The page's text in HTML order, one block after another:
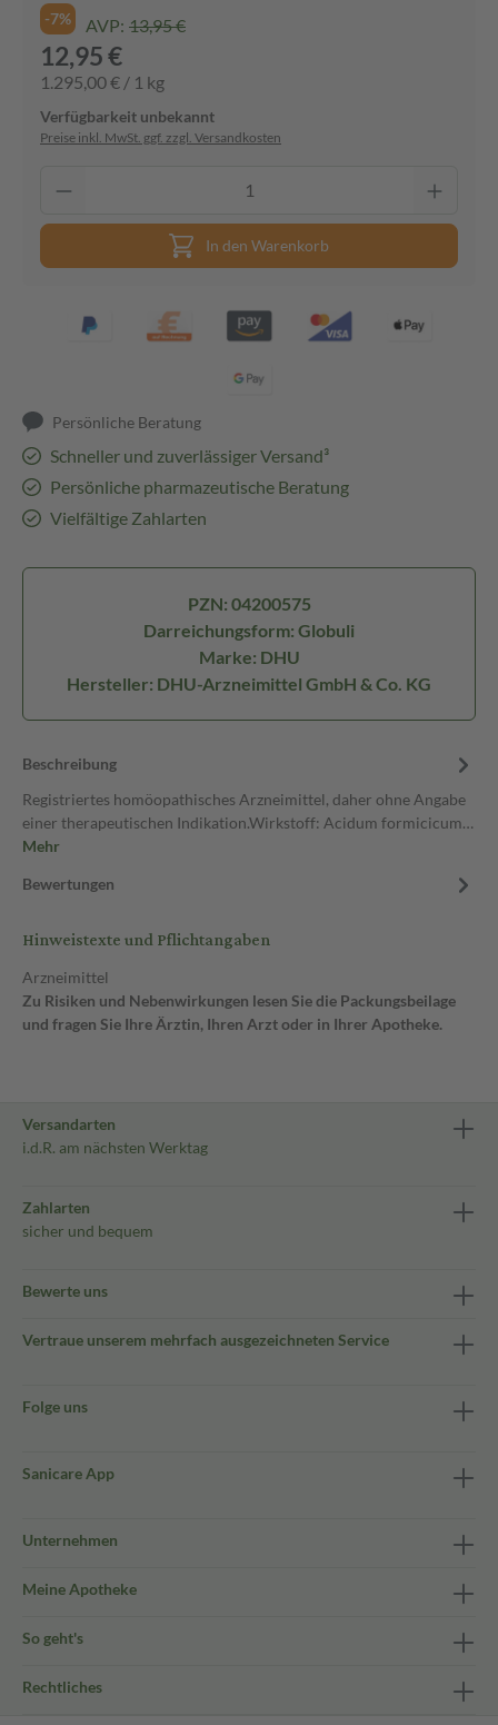
-7% AVP: 13,95 €
12,95 €
1.295,00 € / 1 kg
Verfügbarkeit unbekannt
Preise inkl. MwSt. ggf. zzgl. Versandkosten
In den Warenkorb
Persönliche Beratung
Schneller und zuverlässiger Versand³
Persönliche pharmazeutische Beratung
Vielfältige Zahlarten
PZN: 04200575
Darreichungsform: Globuli
Marke: DHU
Hersteller: DHU-Arzneimittel GmbH & Co. KG
Beschreibung
Registriertes homöopathisches Arzneimittel, daher ohne Angabe
einer therapeutischen Indikation.Wirkstoff: Acidum formicicum…
Mehr
Bewertungen
Hinweistexte und Pflichtangaben
Arzneimittel
Zu Risiken und Nebenwirkungen lesen Sie die Packungsbeilage
und fragen Sie Ihre Ärztin, Ihren Arzt oder in Ihrer Apotheke.
Versandarten
i.d.R. am nächsten Werktag
Zahlarten
sicher und bequem
Bewerte uns
Vertraue unserem mehrfach ausgezeichneten Service
Folge uns
Sanicare App
Unternehmen
Meine Apotheke
So geht's
Rechtliches